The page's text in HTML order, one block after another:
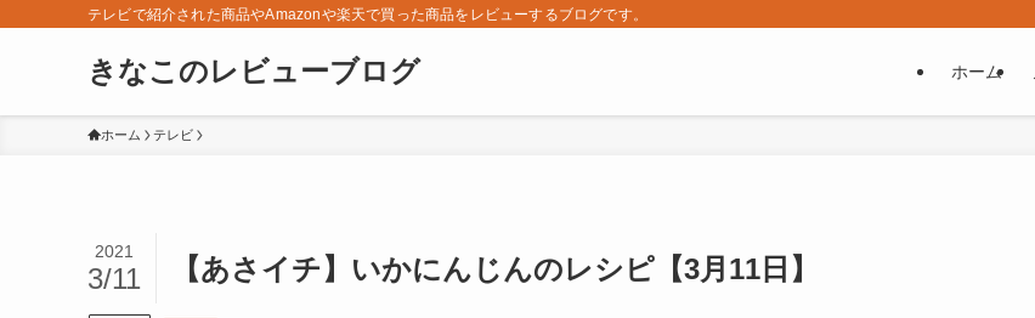
テレビで紹介された商品やAmazonや楽天で買った商品をレビューするブログです。
きなこのレビューブログ ホーム
ホーム テレビ
【あさイチ】いかにんじんのレシピ【3月11日】
2021
3/11